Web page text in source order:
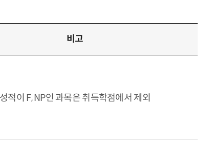
비고
성적이 F, NP인 과목은 취득학점에서 제외